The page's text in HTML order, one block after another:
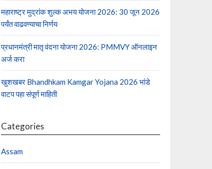
महाराष्ट्र मुद्रांक शुल्क अभय योजना 2026: 30 जून 2026
पर्यंत वाढवण्याचा निर्णय
प्रधानमंत्री मातृ वंदना योजना 2026: PMMVY ऑनलाइन
अर्ज करा
खुशखबर Bhandhkam Kamgar Yojana 2026 भांडे
वाटप पहा संपूर्ण माहिती
Categories
Assam